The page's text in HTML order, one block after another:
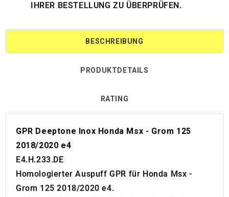
IHRER BESTELLUNG ZU ÜBERPRÜFEN.
BESCHREIBUNG
PRODUKTDETAILS
RATING
GPR Deeptone Inox Honda Msx - Grom 125
2018/2020 e4
E4.H.233.DE
Homologierter Auspuff GPR für Honda Msx -
Grom 125 2018/2020 e4.